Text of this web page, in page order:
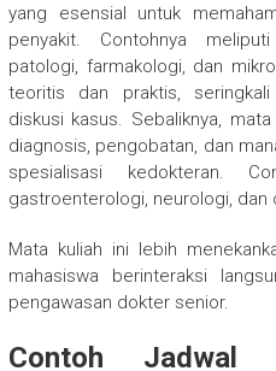
yang esensial untuk
penyakit. Contohnya
patologi, farmakologi, dan
teoritis dan praktis,
diskusi kasus. Sebaliknya,
diagnosis, pengobatan, dan
spesialisasi kedokteran.
gastroenterologi, neurologi, dan
Mata kuliah ini lebih
mahasiswa berinteraksi
pengawasan dokter senior.
Contoh Jadwal